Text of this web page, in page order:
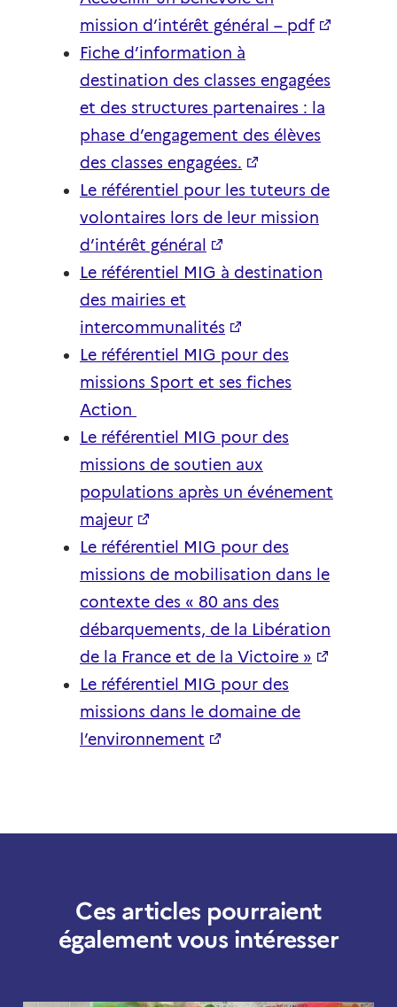
mission d’intérêt général – pdf
Fiche d’information à
destination des classes engagées
et des structures partenaires : la
phase d’engagement des élèves
des classes engagées.
Le référentiel pour les tuteurs de
volontaires lors de leur mission
d’intérêt général
Le référentiel MIG à destination
des mairies et
intercommunalités
Le référentiel MIG pour des
missions Sport et ses fiches
Action
Le référentiel MIG pour des
missions de soutien aux
populations après un événement
majeur
Le référentiel MIG pour des
missions de mobilisation dans le
contexte des « 80 ans des
débarquements, de la Libération
de la France et de la Victoire »
Le référentiel MIG pour des
missions dans le domaine de
l’environnement
Ces articles pourraient
également vous intéresser